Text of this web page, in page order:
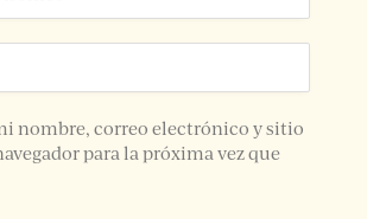
nombre, correo electrónico y sitio
para la próxima vez que